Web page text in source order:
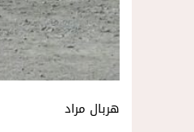
هربال مراد